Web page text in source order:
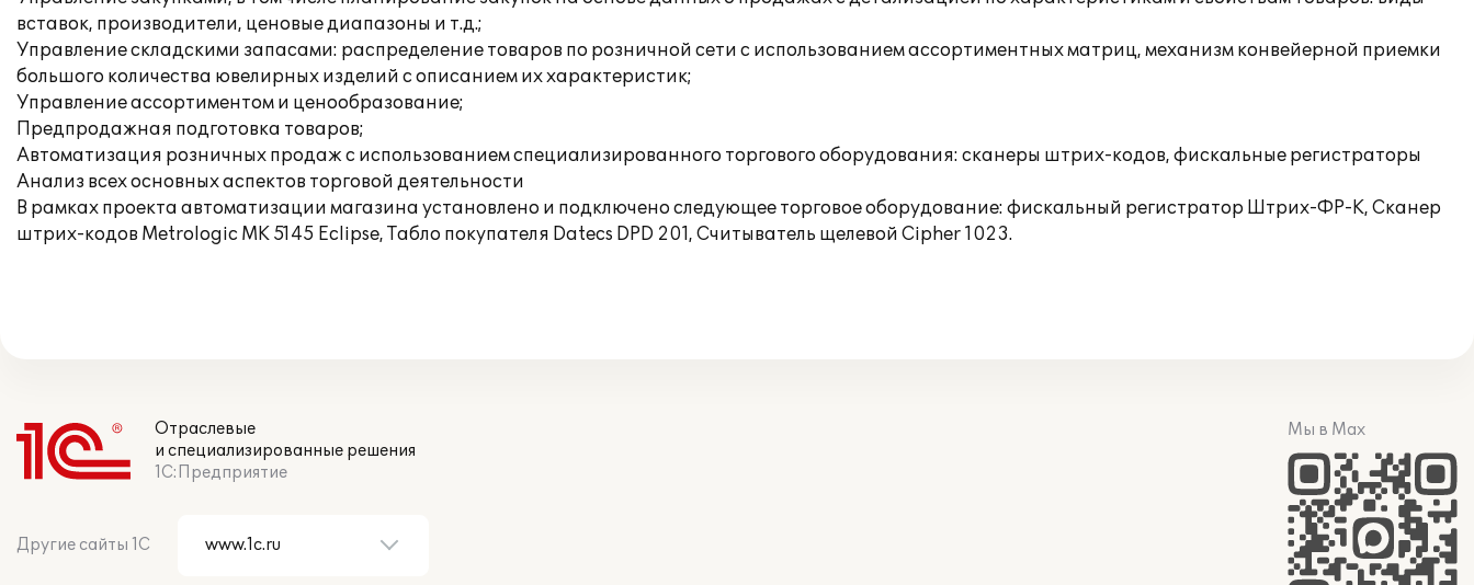
вставок, производители, ценовые диапазоны и т.д.;
Управление складскими запасами: распределение товаров по розничной сети с использованием ассортиментных матриц, механизм конвейерной приемки
большого количества ювелирных изделий с описанием их характеристик;
Управление ассортиментом и ценообразование;
Предпродажная подготовка товаров;
Автоматизация розничных продаж с использованием специализированного торгового оборудования: сканеры штрих-кодов, фискальные регистраторы
Анализ всех основных аспектов торговой деятельности
В рамках проекта автоматизации магазина установлено и подключено следующее торговое оборудование: фискальный регистратор Штрих-ФР-К, Сканер
штрих-кодов Metrologic MK 5145 Eclipse, Табло покупателя Datecs DPD 201, Считыватель щелевой Cipher 1023.
Отраслевые
и специализированные решения
1С:Предприятие
Другие сайты 1С
Мы в Max